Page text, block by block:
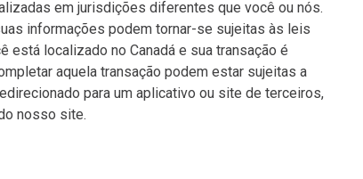
em jurisdições diferentes que você ou nós.
informações podem tornar-se sujeitas às leis
localizado no Canadá e sua transação é
aquela transação podem estar sujeitas a
para um aplicativo ou site de terceiros,
nosso site.